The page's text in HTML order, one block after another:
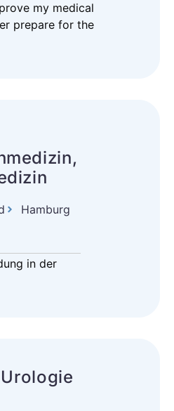
my medical
prepare for the
Hamburg
in der